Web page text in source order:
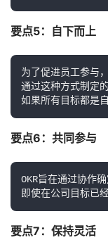
要点5：自下而上
为了促进员工参
通过这种方式制定
如果所有目标都是
要点6：共同参与
OKR旨在通过协作
即使在公司目标已
要点7：保持灵活